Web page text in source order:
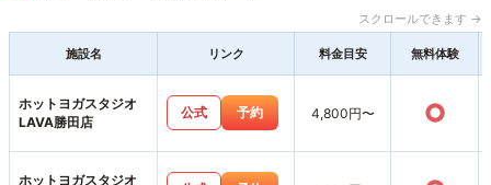
スクロールできます →
施設名 リンク 料金目安 無料体験
ホットヨガスタジオ
LAVA勝田店
公式 予約 4,800円〜 ○
ホットヨガスタジオ